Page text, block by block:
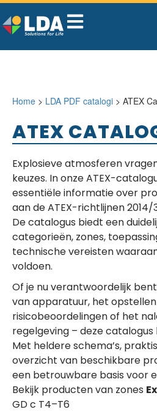
Home > LDA PDF catalogi > ATEX
ATEX
Explosieve atmosferen
keuzes. In onze ATEX-
essentiële informatie over
aan de ATEX-richtlijnen 2014/
De catalogus biedt een
categorieën, zones,
technische vereisten
voldoen.
Of je nu verantwoordelijk
van apparatuur, het
risicobeoordelingen of het
regelgeving – deze catalogus
Met heldere schema’s,
overzicht van beschikbare
een betrouwbare basis voor
Bekijk producten van zones
GD c T4–T6